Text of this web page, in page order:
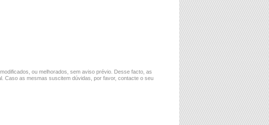
ou melhorados, sem aviso prévio. Desse facto, as
Caso as mesmas suscitem dúvidas, por favor, contacte o seu